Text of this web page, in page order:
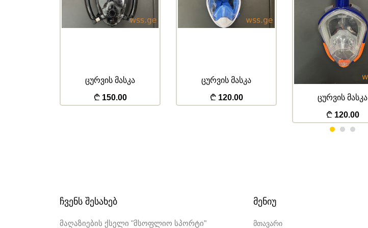
ცურვის მასკა
150.00
ცურვის მასკა
120.00
ცურვის მასკა
120.00
ᲩᲕᲔᲜᲡ ᲨᲔᲡᲐᲮᲔᲑ
მაღაზიების ქსელი "მსოფლიო სპორტი"
ᲛᲔᲜᲘᲣ
მთავარი